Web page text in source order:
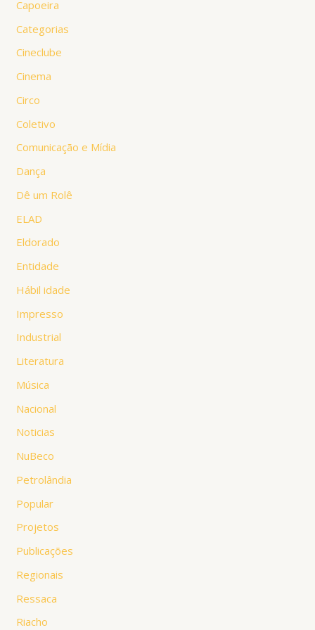
Capoeira
Categorias
Cineclube
Cinema
Circo
Coletivo
Comunicação e Mídia
Dança
Dê um Rolê
ELAD
Eldorado
Entidade
Hábil idade
Impresso
Industrial
Literatura
Música
Nacional
Noticias
NuBeco
Petrolândia
Popular
Projetos
Publicações
Regionais
Ressaca
Riacho